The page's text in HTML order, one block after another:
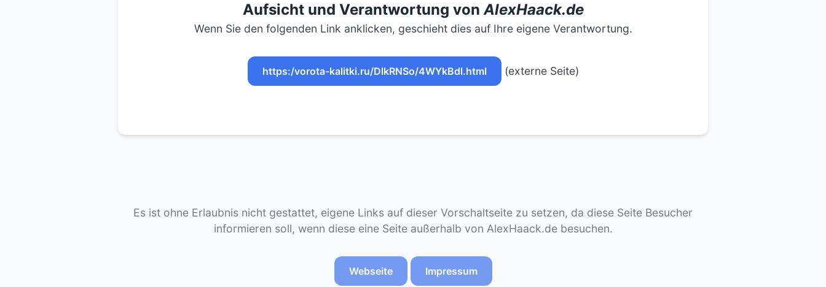
Aufsicht und Verantwortung vonAlexHaack.de
Wenn Sie den folgenden Link anklicken, geschieht dies auf Ihre eigene Verantwortung.
https:/vorota-kalitki.ru/DlkRNSo/4WYkBdl.html (externe Seite)
Es ist ohne Erlaubnis nicht gestattet, eigene Links auf dieser Vorschaltseite zu setzen, da diese Seite Besucher
informieren soll, wenn diese eine Seite außerhalb von AlexHaack.de besuchen.
Webseite Impressum